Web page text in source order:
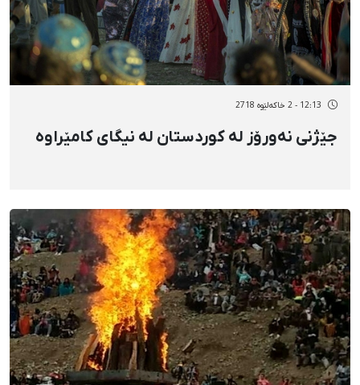
12:13 - 2 خاکەلێوه 2718
جێژنی نەورۆز لە کوردستان لە نیگای کامێراوە